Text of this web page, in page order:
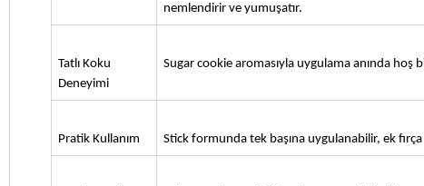
nemlendirir ve yumuşatır.
Tatlı Koku
Deneyimi
Sugar cookie aromasıyla uygulama anında hoş
Pratik Kullanım Stick formunda tek başına uygulanabilir, ek